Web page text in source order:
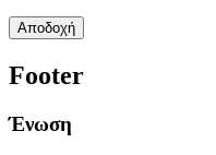
Αποδοχή
Footer
Ένωση